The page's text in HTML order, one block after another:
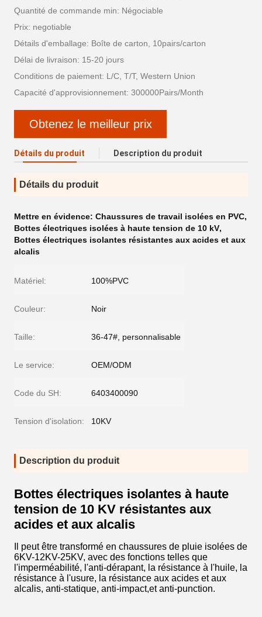
Quantité de commande min: Négociable
Prix: negotiable
Détails d'emballage: Boîte de carton, 10pairs/carton
Délai de livraison: 15-20 jours
Conditions de paiement: L/C, T/T, Western Union
Capacité d'approvisionnement: 300000Pairs/Month
Obtenez le meilleur prix
Détails du produit Description du produit
Détails du produit
Mettre en évidence: Chaussures de travail isolées en PVC,
Bottes électriques isolées à haute tension de 10 kV,
Bottes électriques isolantes résistantes aux acides et aux
alcalis
Matériel: 100%PVC
Couleur: Noir
Taille: 36-47#, personnalisable
Le service: OEM/ODM
Code du SH: 6403400090
Tension d'isolation: 10KV
Description du produit
Bottes électriques isolantes à haute
tension de 10 KV résistantes aux
acides et aux alcalis
Il peut être transformé en chaussures de pluie isolées de
6KV-12KV-25KV, avec des fonctions telles que
l'imperméabilité, l'anti-dérapant, la résistance à l'huile, la
résistance à l'usure, la résistance aux acides et aux
alcalis, anti-statique, anti-impact,et anti-punction.